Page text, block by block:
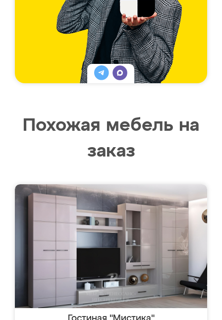
Похожая мебель на
заказ